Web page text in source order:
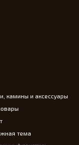
камины и аксессуары
тема